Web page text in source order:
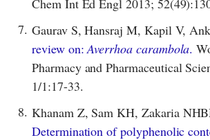
7. Gaurav S, Hansraj M, Kapil V,
review on:Averrhoa carambola.
Pharmacy and Pharmaceutical
1/1:17-33.
8. Khanam Z, Sam KH, Zakaria
Determination of polyphenolic